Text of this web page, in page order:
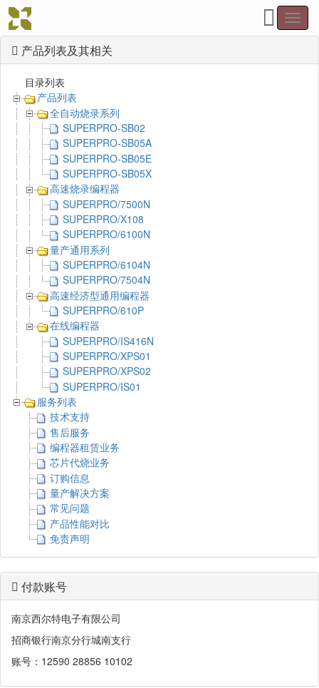
产品列表及其相关
目录列表
产品列表
全自动烧录系列
SUPERPRO-SB02
SUPERPRO-SB05A
SUPERPRO-SB05E
SUPERPRO-SB05X
高速烧录编程器
SUPERPRO/7500N
SUPERPRO/X108
SUPERPRO/6100N
量产通用系列
SUPERPRO/6104N
SUPERPRO/7504N
高速经济型通用编程器
SUPERPRO/610P
在线编程器
SUPERPRO/IS416N
SUPERPRO/XPS01
SUPERPRO/XPS02
SUPERPRO/IS01
服务列表
技术支持
售后服务
编程器租赁业务
芯片代烧业务
订购信息
量产解决方案
常见问题
产品性能对比
免责声明
付款账号
南京西尔特电子有限公司
招商银行南京分行城南支行
账号：12590 28856 10102